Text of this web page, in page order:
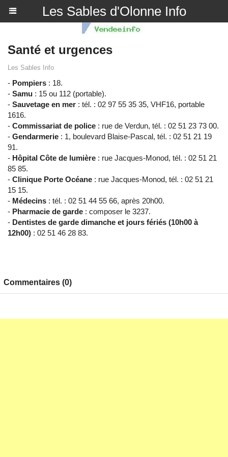
Les Sables d'Olonne Info
Santé et urgences
Les Sables Info
- Pompiers : 18.
- Samu : 15 ou 112 (portable).
- Sauvetage en mer : tél. : 02 97 55 35 35, VHF16, portable
1616.
- Commissariat de police : rue de Verdun, tél. : 02 51 23 73 00.
- Gendarmerie : 1, boulevard Blaise-Pascal, tél. : 02 51 21 19
91.
- Hôpital Côte de lumière : rue Jacques-Monod, tél. : 02 51 21
85 85.
- Clinique Porte Océane : rue Jacques-Monod, tél. : 02 51 21
15 15.
- Médecins : tél. : 02 51 44 55 66, après 20h00.
- Pharmacie de garde : composer le 3237.
- Dentistes de garde dimanche et jours fériés (10h00 à
12h00) : 02 51 46 28 83.
Commentaires (0)